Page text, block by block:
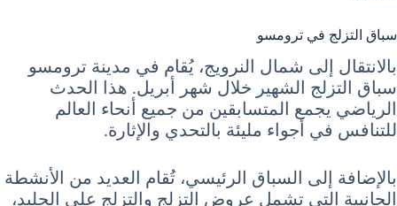
سباق التزلج في ترومسو
بالانتقال إلى شمال النرويج، يُقام في مدينة ترومسو
سباق التزلج الشهير خلال شهر أبريل. هذا الحدث
الرياضي يجمع المتسابقين من جميع أنحاء العالم
للتنافس في أجواء مليئة بالتحدي والإثارة.
بالإضافة إلى السباق الرئيسي، تُقام العديد من الأنشطة
الجانبية التي تشمل عروض التزلج والتزلج على الجليد،